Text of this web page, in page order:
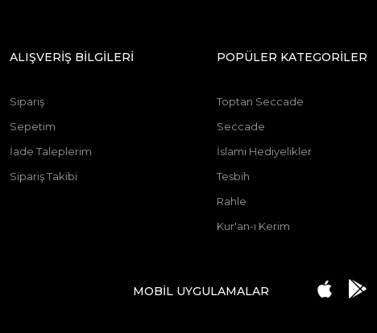
ALIŞVERİŞ BİLGİLERİ
Sipariş
Sepetim
İade Taleplerim
Sipariş Takibi
POPÜLER KATEGORİLER
Toptan Seccade
Seccade
İslami Hediyelikler
Tesbih
Rahle
Kur'an-ı Kerim
MOBİL UYGULAMALAR